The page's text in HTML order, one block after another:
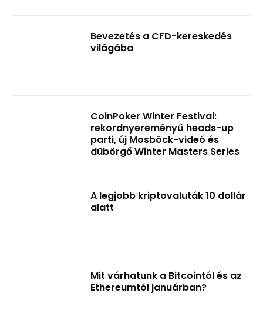
Bevezetés a CFD-kereskedés
világába
CoinPoker Winter Festival:
rekordnyereményű heads-up
parti, új Mosböck-videó és
dübörgő Winter Masters Series
A legjobb kriptovaluták 10 dollár
alatt
Mit várhatunk a Bitcointól és az
Ethereumtól januárban?